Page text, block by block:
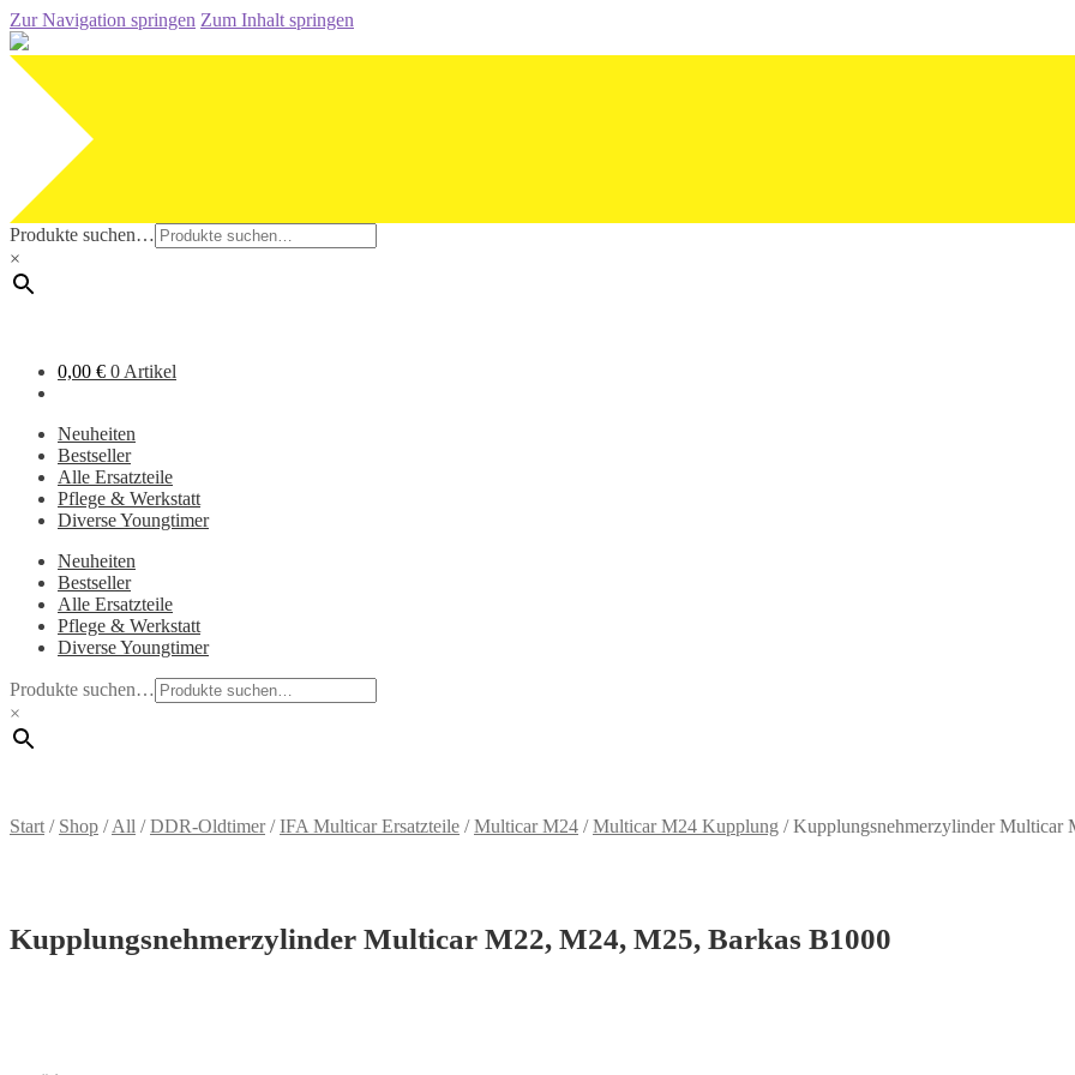
Zur Navigation springen Zum Inhalt springen
Produkte suchen…
×
0,00 € 0 Artikel
Neuheiten
Bestseller
Alle Ersatzteile
Pflege & Werkstatt
Diverse Youngtimer
Neuheiten
Bestseller
Alle Ersatzteile
Pflege & Werkstatt
Diverse Youngtimer
Produkte suchen…
×
Start / Shop /All /DDR-Oldtimer/IFA Multicar Ersatzteile /Multicar M24 /Multicar M24 Kupplung /Kupplungsnehmerzylinder Multicar
Kupplungsnehmerzylinder Multicar M22, M24, M25, Barkas B1000